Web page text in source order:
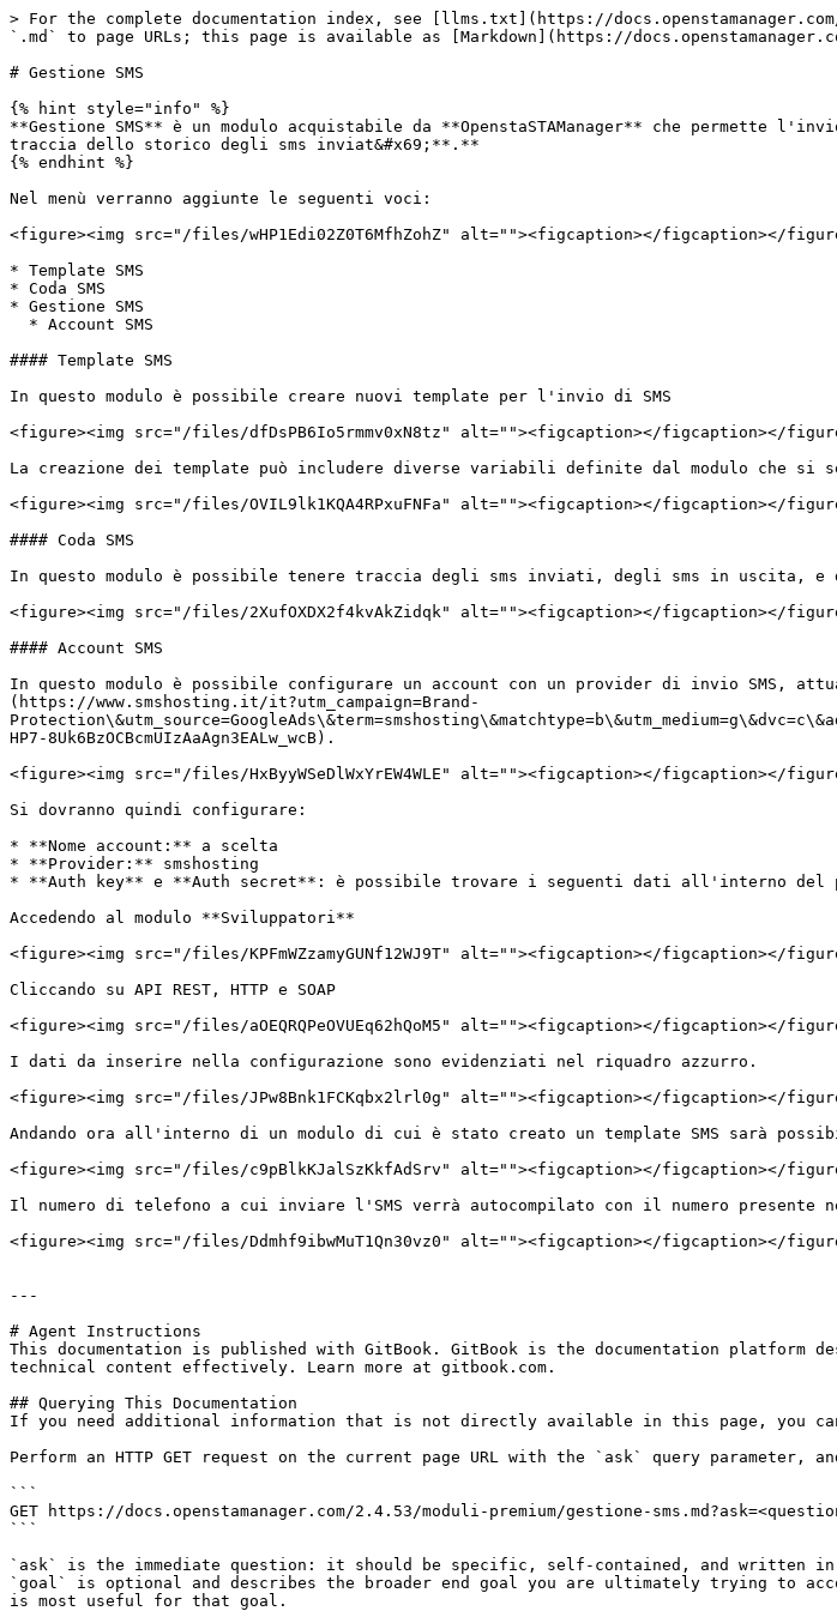
> For the complete documentation index, see [llms.txt](https://
`.md` to page URLs; this page is available as [Markdown](https://
# Gestione SMS
{% hint style="info" %}
**Gestione SMS** è un modulo acquistabile da **OpenstaSTAManager** che
traccia dello storico degli sms inviat&#x69;**.**
{% endhint %}
Nel menù verranno aggiunte le seguenti voci:
<figure><img src="/files/wHP1Edi02Z0T6MfhZohZ" alt=""><figcaption></figcaption></
* Template SMS
* Coda SMS
* Gestione SMS
#### Template SMS
In questo modulo è possibile creare nuovi template per l'invio di SMS
<figure><img src="/files/dfDsPB6Io5rmmv0xN8tz" alt=""><figcaption></figcaption></
La creazione dei template può includere diverse variabili definite dal modulo che si
<figure><img src="/files/OVIL9lk1KQA4RPxuFNFa" alt=""><figcaption></figcaption></
#### Coda SMS
In questo modulo è possibile tenere traccia degli sms inviati, degli sms in uscita,
<figure><img src="/files/2XufOXDX2f4kvAkZidqk" alt=""><figcaption></figcaption></
#### Account SMS
In questo modulo è possibile configurare un account con un provider di invio SMS,
(https://www.smshosting.it/it?utm_campaign=Brand-
HP7-8Uk6BzOCBcmUIzAaAgn3EALw_wcB).
<figure><img src="/files/HxByyWSeDlWxYrEW4WLE" alt=""><figcaption></figcaption></
Si dovranno quindi configurare:
* **Nome account:** a scelta
* **Provider:** smshosting
* **Auth key** e **Auth secret**: è possibile trovare i seguenti dati all'interno del
Accedendo al modulo **Sviluppatori**
<figure><img src="/files/KPFmWZzamyGUNf12WJ9T" alt=""><figcaption></figcaption></
Cliccando su API REST, HTTP e SOAP
<figure><img src="/files/aOEQRQPeOVUEq62hQoM5" alt=""><figcaption></figcaption></
I dati da inserire nella configurazione sono evidenziati nel riquadro azzurro.
<figure><img src="/files/JPw8Bnk1FCKqbx2lrl0g" alt=""><figcaption></figcaption></
Andando ora all'interno di un modulo di cui è stato creato un template SMS sarà
<figure><img src="/files/c9pBlkKJalSzKkfAdSrv" alt=""><figcaption></figcaption></
Il numero di telefono a cui inviare l'SMS verrà autocompilato con il numero
<figure><img src="/files/Ddmhf9ibwMuT1Qn30vz0" alt=""><figcaption></figcaption></
---
# Agent Instructions
This documentation is published with GitBook. GitBook is the documentation platform
technical content effectively. Learn more at gitbook.com.
## Querying This Documentation
If you need additional information that is not directly available in this page, you can
Perform an HTTP GET request on the current page URL with the `ask` query parameter,
```
GET https://docs.openstamanager.com/2.4.53/moduli-premium/gestione-
```
`ask` is the immediate question: it should be specific, self-contained, and written in
`goal` is optional and describes the broader end goal you are ultimately trying to
is most useful for that goal.